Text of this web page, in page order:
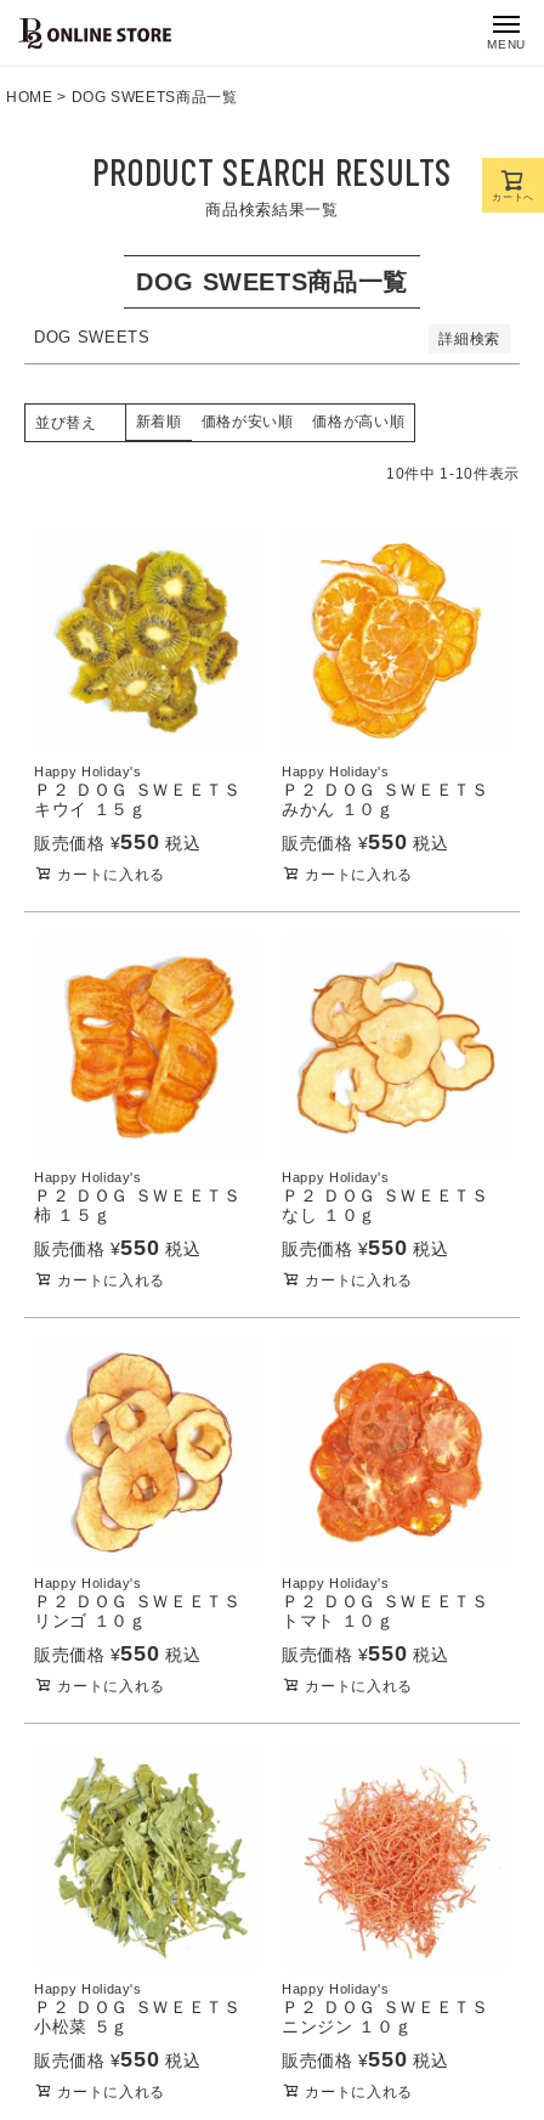
MENU
HOME DOG SWEETS商品一覧
PRODUCT SEARCH RESULTS
商品検索結果一覧
DOG SWEETS商品一覧
DOG SWEETS 詳細検索
新着順
価格が高い順
キーワードヒット順
検索
並び替え 新着順 価格が安い順 価格が高い順
10件中 1-10件表示
Happy Holiday's
Ｐ２ ＤＯＧ ＳＷＥＥＴＳ
キウイ １５ｇ
販売価格 ¥550 税込
カートに入れる
Happy Holiday's
Ｐ２ ＤＯＧ ＳＷＥＥＴＳ
みかん １０ｇ
販売価格 ¥550 税込
カートに入れる
Happy Holiday's
Ｐ２ ＤＯＧ ＳＷＥＥＴＳ
柿 １５ｇ
販売価格 ¥550 税込
カートに入れる
Happy Holiday's
Ｐ２ ＤＯＧ ＳＷＥＥＴＳ
なし １０ｇ
販売価格 ¥550 税込
カートに入れる
Happy Holiday's
Ｐ２ ＤＯＧ ＳＷＥＥＴＳ
リンゴ １０ｇ
販売価格 ¥550 税込
カートに入れる
Happy Holiday's
Ｐ２ ＤＯＧ ＳＷＥＥＴＳ
トマト １０ｇ
販売価格 ¥550 税込
カートに入れる
Happy Holiday's
Ｐ２ ＤＯＧ ＳＷＥＥＴＳ
小松菜 ５ｇ
販売価格 ¥550 税込
カートに入れる
Happy Holiday's
Ｐ２ ＤＯＧ ＳＷＥＥＴＳ
ニンジン １０ｇ
販売価格 ¥550 税込
カートに入れる
カートへ